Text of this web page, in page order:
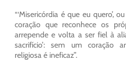
“‘Misericórdia é que eu quero’,
coração que reconhece os
arrepende e volta a ser fiel à
sacrifício’: sem um coração
religiosa é ineficaz”.